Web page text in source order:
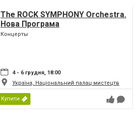
The ROCK SYMPHONY Orchestra.
Нова Програма
Концерты
4 - 6 грудня, 18:00
Україна, Національний палац мистецтв
Купити